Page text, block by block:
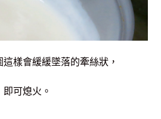
樣會緩緩墜落的牽絲狀，
即可熄火。